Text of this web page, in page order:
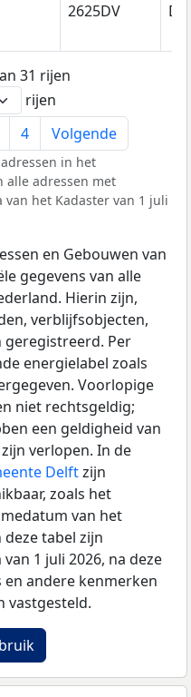
2625DV
31 rijen
rijen
4 Volgende
in het
alle adressen met
van het Kadaster van 1 juli
en Gebouwen van
gegevens van alle
Hierin zijn,
verblijfsobjecten,
geregistreerd. Per
energielabel zoals
Voorlopige
niet rechtsgeldig;
een geldigheid van
verlopen. In de
Delftzijn
zoals het
van het
deze tabel zijn
1 juli 2026, na deze
andere kenmerken
vastgesteld.